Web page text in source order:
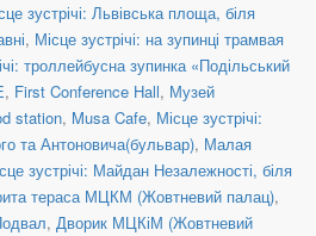
зустрічі: Львівська площа, біля
, Місце зустрічі: на зупинці трамвая
троллейбусна зупинка «Подільський
, First Conference Hall, Музей
station, Musa Cafe, Місце зустрічі:
та Антоновича(бульвар), Малая
зустрічі: Майдан Незалежності, біля
тераса МЦКМ (Жовтневий палац),
, Дворик МЦКіМ (Жовтневий